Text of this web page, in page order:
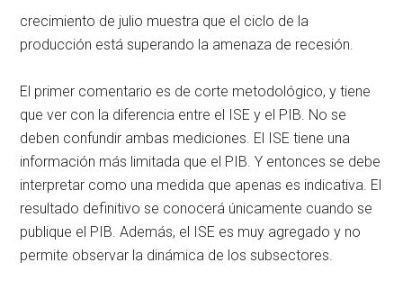
crecimiento de julio muestra que el ciclo de la
producción está superando la amenaza de recesión.
El primer comentario es de corte metodológico, y tiene
que ver con la diferencia entre el ISE y el PIB. No se
deben confundir ambas mediciones. El ISE tiene una
información más limitada que el PIB. Y entonces se debe
interpretar como una medida que apenas es indicativa. El
resultado definitivo se conocerá únicamente cuando se
publique el PIB. Además, el ISE es muy agregado y no
permite observar la dinámica de los subsectores.